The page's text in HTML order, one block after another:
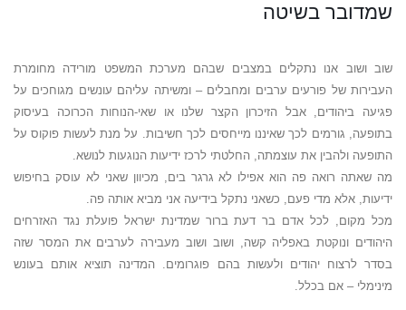
שמדובר בשיטה
שוב ושוב אנו נתקלים במצבים שבהם מערכת המשפט מורידה מחומרת
העבירות של פורעים ערבים ומחבלים – ומשיתה עליהם עונשים מגוחכים על
פגיעה ביהודים, אבל הזיכרון הקצר שלנו או שאי-הנוחות הכרוכה בעיסוק
בתופעה, גורמים לכך שאיננו מייחסים לכך חשיבות. על מנת לעשות פוקוס על
התופעה ולהבין את עוצמתה, החלטתי לרכז ידיעות הנוגעות לנושא.
מה שאתה רואה פה הוא אפילו לא גרגר בים, מכיוון שאני לא עוסק בחיפוש
ידיעות, אלא מדי פעם, כשאני נתקל בידיעה אני מביא אותה פה.
מכל מקום, לכל אדם בר דעת ברור שמדינת ישראל פועלת נגד האזרחים
היהודים ונוקטת באפליה קשה, ושוב ושוב מעבירה לערבים את המסר שזה
בסדר לרצוח יהודים ולעשות בהם פוגרומים. המדינה תוציא אותם בעונש
מינימלי – אם בכלל.